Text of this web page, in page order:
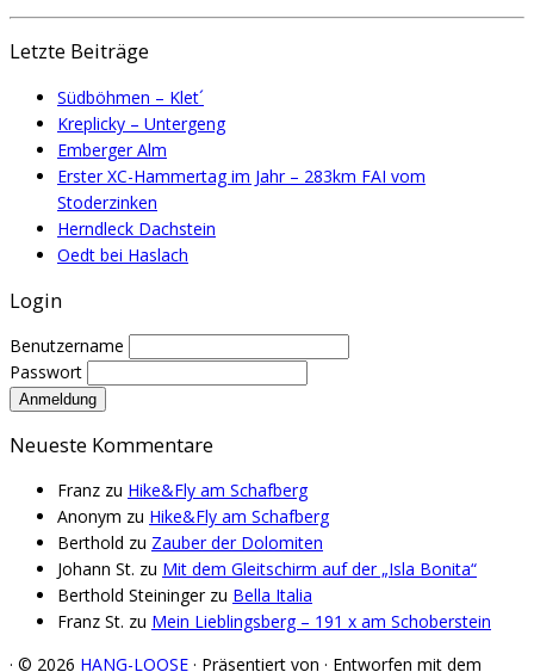
Letzte Beiträge
Südböhmen – Klet´
Kreplicky – Untergeng
Emberger Alm
Erster XC-Hammertag im Jahr – 283km FAI vom
Stoderzinken
Herndleck Dachstein
Oedt bei Haslach
Login
Benutzername
Passwort
Neueste Kommentare
Franz zu Hike&Fly am Schafberg
Anonym zu Hike&Fly am Schafberg
Berthold zu Zauber der Dolomiten
Johann St. zu Mit dem Gleitschirm auf der „Isla Bonita“
Berthold Steiningerzu Bella Italia
Franz St. zu Mein Lieblingsberg – 191 x am Schoberstein
· © 2026 HANG-LOOSE · Präsentiert von · Entworfen mit dem